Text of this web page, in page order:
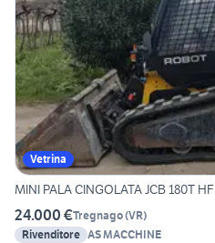
Vetrina
MINI PALA CINGOLATA JCB 180T HF
24.000 €Tregnago(VR)
Rivenditore AS MACCHINE